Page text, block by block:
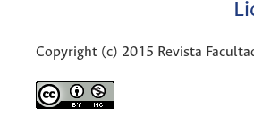
Copyright (c) 2015 Revista